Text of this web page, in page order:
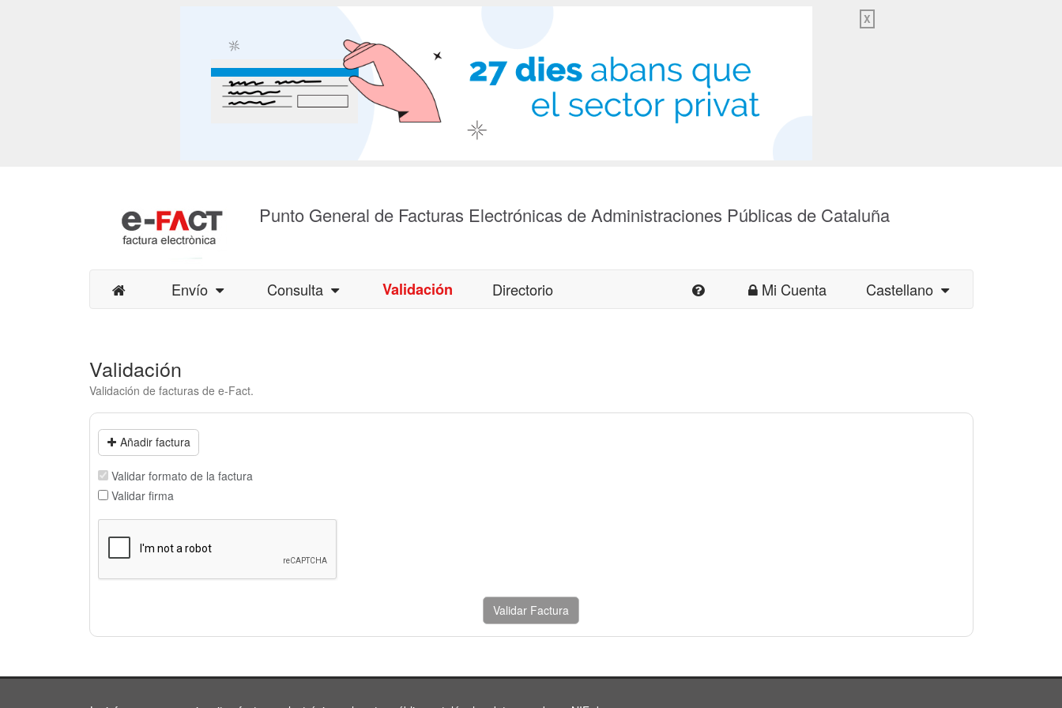
X
Punto General de Facturas Electrónicas de Administraciones Públicas de Cataluña
Envío Consulta Validación Directorio Mi Cuenta Castellano
Validación
Validación de facturas de e-Fact.
Añadir factura
Validar formato de la factura
Validar firma
Validar Factura